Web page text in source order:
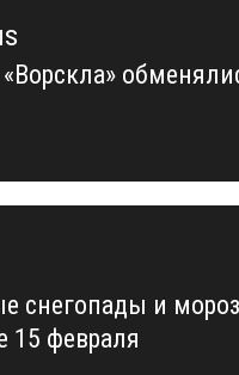
«Ворскла»
снегопады и
15 февраля